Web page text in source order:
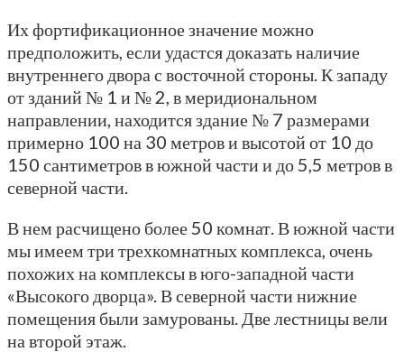
Их фортификационное значение можно
предположить, если удастся доказать наличие
внутреннего двора с восточной стороны. К западу
от зданий № 1 и № 2, в меридиональном
направлении, находится здание № 7 размерами
примерно 100 на 30 метров и высотой от 10 до
150 сантиметров в южной части и до 5,5 метров в
северной части.
В нем расчищено более 50 комнат. В южной части
мы имеем три трехкомнатных комплекса, очень
похожих на комплексы в юго-западной части
«Высокого дворца». В северной части нижние
помещения были замурованы. Две лестницы вели
на второй этаж.